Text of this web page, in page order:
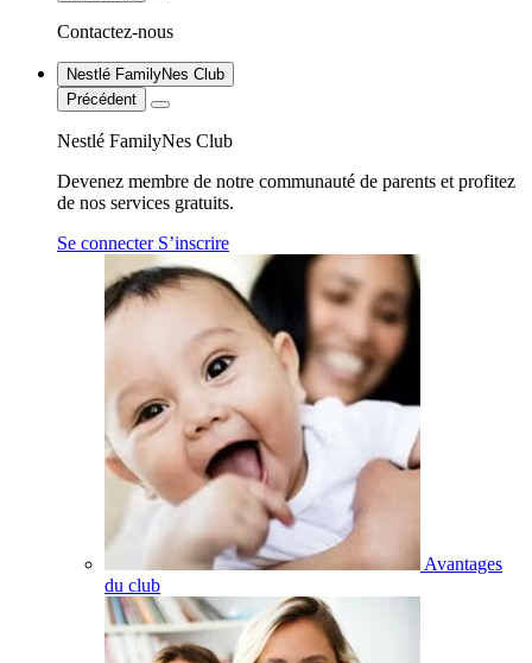
Contactez-nous
Nestlé FamilyNes Club
Précédent
Nestlé FamilyNes Club
Devenez membre de notre communauté de parents et profitez
de nos services gratuits.
Se connecter S’inscrire
Avantages
du club